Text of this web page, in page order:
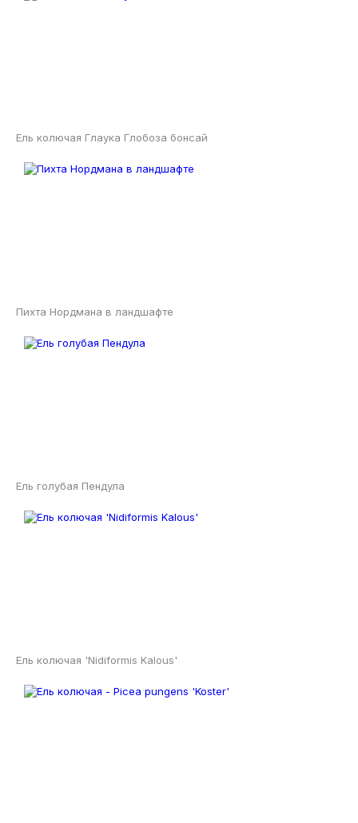
Ель колючая Глаука Глобоза бонсай
Пихта Нордмана в ландшафте
Ель голубая Пендула
Ель колючая 'Nidiformis Kalous'